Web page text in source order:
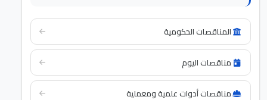
المناقصات الحكومية
مناقصات اليوم
مناقصات أدوات علمية ومعملية